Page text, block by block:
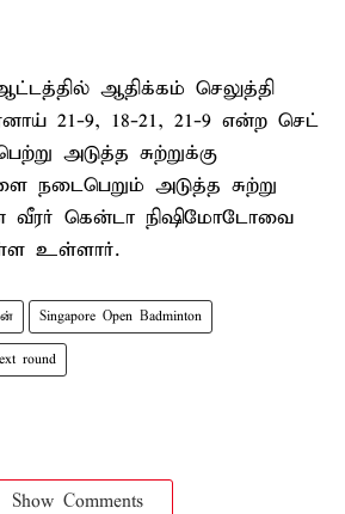
ஆதிக்கம் செலுத்தி
21-9, 18-21, 21-9 என்ற செட்
அடுத்த சுற்றுக்கு
நடைபெறும் அடுத்த சுற்று
வீரர் கென்டா நிஷிமோடோவை
உள்ளார்.
Singapore Open Badminton
round
Show Comments